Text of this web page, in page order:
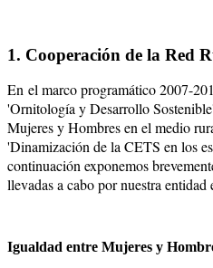
1. Cooperación de la Red
En el marco programático 2007-
'Ornitología y Desarrollo
Mujeres y Hombres en el medio
'Dinamización de la CETS en los
continuación exponemos
llevadas a cabo por nuestra entidad
Igualdad entre Mujeres y